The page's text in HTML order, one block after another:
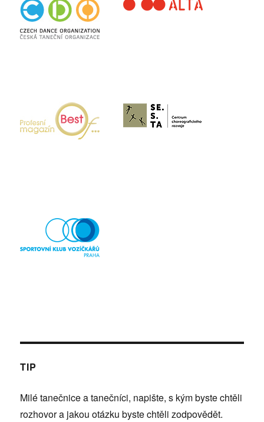
TIP
Milé tanečnice a tanečníci, napište, s kým byste chtěli
rozhovor a jakou otázku byste chtěli zodpovědět.